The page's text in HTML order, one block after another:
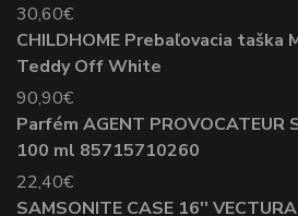
30,60€
CHILDHOME Prebaľovacia taška
Teddy Off White
90,90€
Parfém AGENT PROVOCATEUR
100 ml 85715710260
22,40€
SAMSONITE CASE 16'' VECTURA